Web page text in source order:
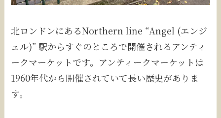
北ロンドンにあるNorthern line “Angel (エンジ
ェル)” 駅からすぐのところで開催されるアンティ
ークマーケットです。アンティークマーケットは
1960年代から開催されていて長い歴史がありま
す。